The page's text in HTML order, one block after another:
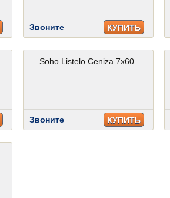
Звоните КУПИТЬ
Soho Listelo Ceniza 7x60
Звоните КУПИТЬ